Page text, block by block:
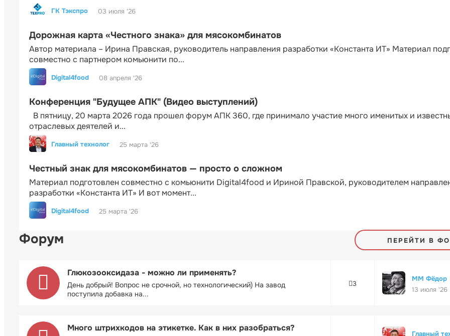
ГК Тэкспро 03 июля '26
Дорожная карта «Честного знака» для мясокомбинатов
Автор материала – Ирина Правская, руководитель направления разработки «Константа ИТ» Материал
совместно с партнером комьюнити по...
Digital4food 08 апреля '26
Конференция "Будущее АПК" (Видео выступлений)
В пятницу, 20 марта 2026 года прошел форум АПК 360, где принимало участие много именитых и
отраслевых деятелей и...
Главный технолог 25 марта '26
Честный знак для мясокомбинатов — просто о сложном
Материал подготовлен совместно с комьюнити Digital4food и Ириной Правской, руководителем
разработки «Константа ИТ» И вот момент...
Digital4food 25 марта '26
Форум ПЕРЕЙТИ В
Глюкозооксидаза - можно ли применять?
День добрый! Вопрос не срочной, но технологический) На завод
поступила добавка на...
3
ММ Фёдор
13 июля '26
Много штрихкодов на этикетке. Как в них разобраться?
Главный